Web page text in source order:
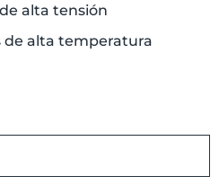
alta tensión
de alta temperatura